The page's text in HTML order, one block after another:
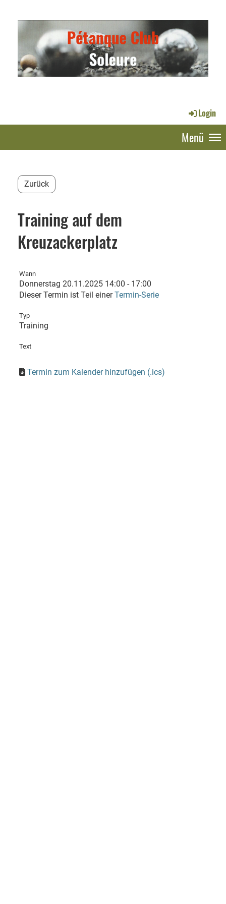
Login
Menü
Zurück
Training auf dem
Kreuzackerplatz
Wann
Donnerstag 20.11.2025 14:00 - 17:00
Dieser Termin ist Teil einerTermin-Serie
Typ
Training
Text
Termin zum Kalender hinzufügen (.ics)